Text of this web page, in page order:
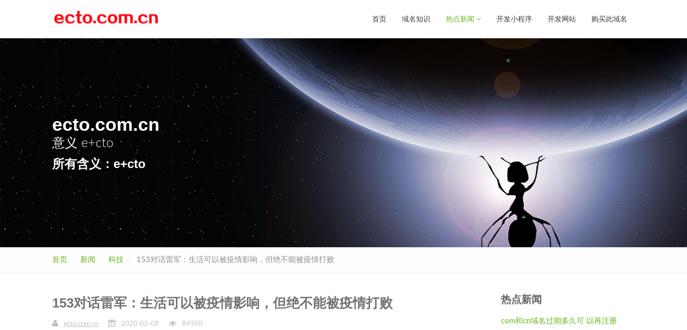
首页 域名知识 热点新闻 开发小程序 开发网站 购买此域名
ecto.com.cn
意义
e+cto
所有含义：e+cto
首页 新闻 科技 153对话雷军：生活可以被疫情影响，但绝不能被疫情打败
153对话雷军：生活可以被疫情影响，但绝不能被疫情打败
ecto.com.cn 2020-02-08 84950
热点新闻
com和cn域名过期多久可 以再注册